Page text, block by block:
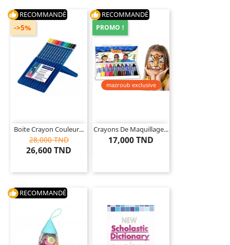
thumb_up RECOMMANDÉ
Boite Crayon Couleur...
28,000 TND
26,600 TND
->5%
thumb_up RECOMMANDÉ
Crayons De Maquillage...
17,000 TND
mazroub exclusive
PROMO !
thumb_up RECOMMANDÉ